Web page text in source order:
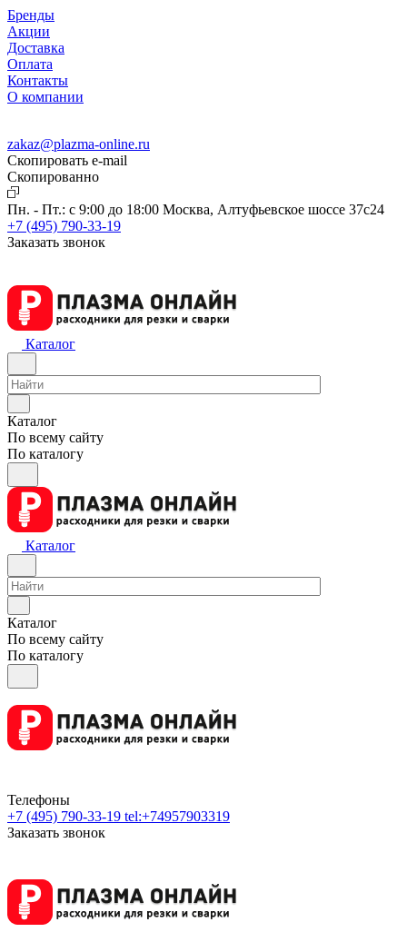
Бренды
Акции
Доставка
Оплата
Контакты
О компании
zakaz@plazma-online.ru
Скопировать e-mail
Cкопированно
Пн. - Пт.: с 9:00 до 18:00 Москва, Алтуфьевское шоссе 37с24
+7 (495) 790-33-19
Заказать звонок
Каталог
Каталог
По всему сайту
По каталогу
Каталог
Каталог
По всему сайту
По каталогу
Телефоны
+7 (495) 790-33-19 tel:+74957903319
Заказать звонок